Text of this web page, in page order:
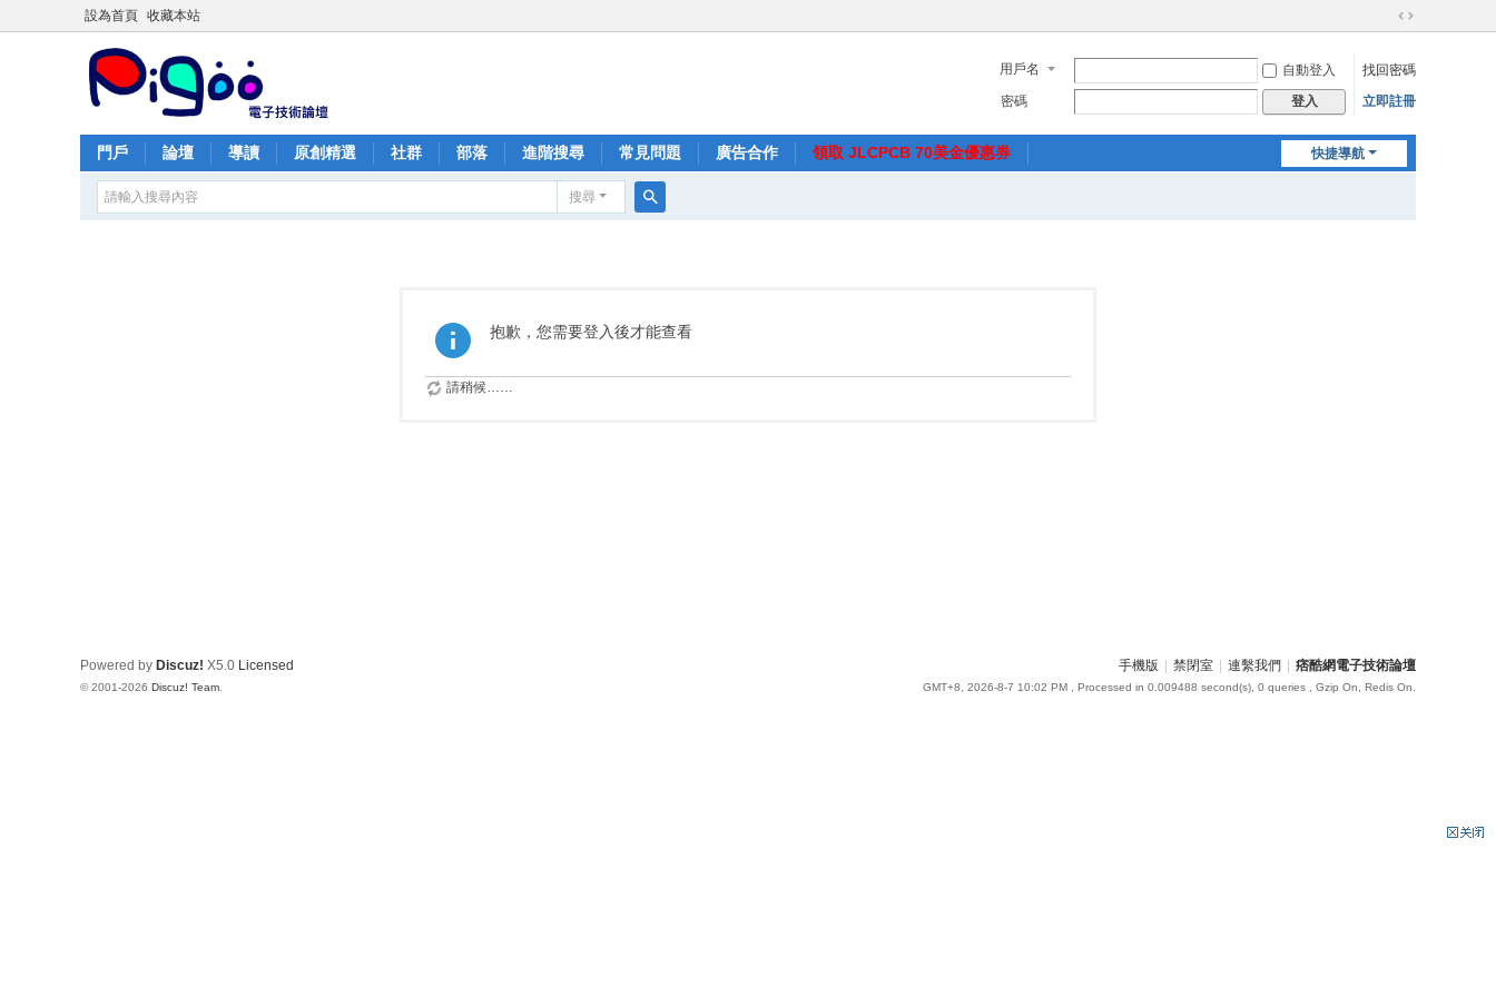
設為首頁 收藏本站
切
到
寬
用戶名 自動登入
找回密碼
密碼
登入 立即註冊
快捷導航
門戶 論壇 導讀 原創精選 社群 部落 進階搜尋 常見問題 廣告合作 領取 JLCPCB 70美金優惠券
搜尋
抱歉，您需要登入後才能查看
請稍候……
手機版 禁閉室 連繫我們 痞酷網電子技術論壇
GMT+8, 2026-8-7 10:02 PM , Processed in 0.009488 second(s), 0 queries , Gzip On, Redis On.
Powered by Discuz! X5.0 Licensed
© 2001-2026 Discuz! Team